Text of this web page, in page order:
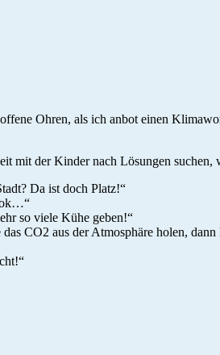
Ohren, als ich anbot einen
mit der Kinder nach Lösungen
Da ist doch Platz!“
ok…“
so viele Kühe geben!“
CO2 aus der Atmosphäre holen,